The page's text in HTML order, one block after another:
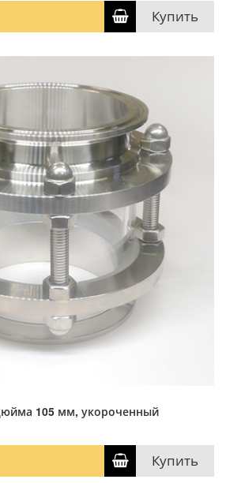
Купить
105 мм, укороченный
Купить